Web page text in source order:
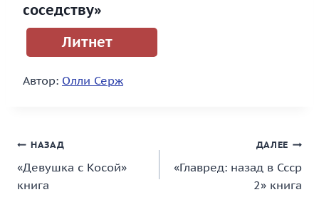
соседству»
Литнет
Автор: Олли Серж
Навигация
по
записям
НАЗАД
«Девушка с Косой»
книга
ДАЛЕЕ
«Главред: назад в Ссср
2» книга